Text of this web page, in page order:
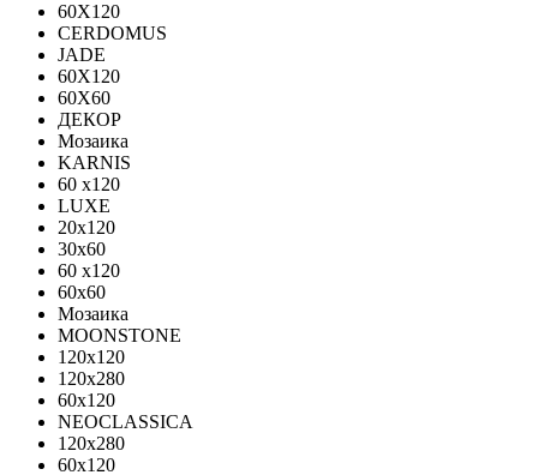
60X120
CERDOMUS
JADE
60X120
60X60
ДЕКОР
Мозаика
KARNIS
60 x120
LUXE
20x120
30х60
60 x120
60x60
Мозаика
MOONSTONE
120x120
120х280
60x120
NEOCLASSICA
120х280
60х120